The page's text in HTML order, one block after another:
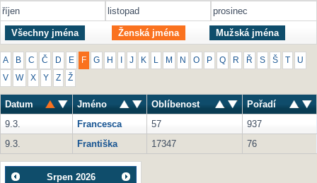
říjen
listopad prosinec
Všechny jména Ženská jména Mužská jména
A B C Č D E F G H J K M N O P Q R Ř S Š U
V W X Y Z Ž
Datum Jméno Oblíbenost
Pořadí
9.3.
Francesca 57
937
9.3.
Františka 17347 76
Srpen 2026